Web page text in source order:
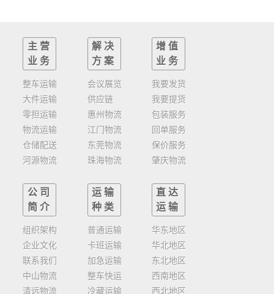
主营
业务
整车运输
大件运输
零担运输
物流运输
仓储配送
河源物流
解决
方案
会议展览
供应链
惠州物流
江门物流
东莞物流
珠海物流
增值
业务
我要发货
我要提货
包装服务
回单服务
保价服务
肇庆物流
公司
简介
组织架构
企业文化
联系我们
中山物流
清远物流
运输
种类
普通运输
卡班运输
加急运输
整车快运
冷藏运输
直达
运输
华东地区
华北地区
东北地区
西南地区
西北地区